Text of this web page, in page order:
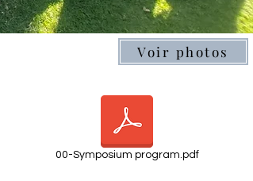
Voir photos
00-Symposium program.pdf